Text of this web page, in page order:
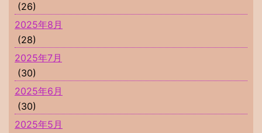
(26)
2025年8月
(28)
2025年7月
(30)
2025年6月
(30)
2025年5月